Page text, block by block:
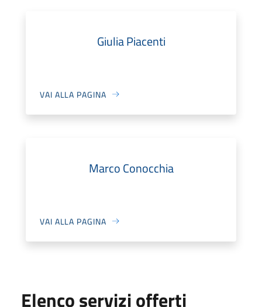
Giulia Piacenti
VAI ALLA PAGINA
Marco Conocchia
VAI ALLA PAGINA
Elenco servizi offerti